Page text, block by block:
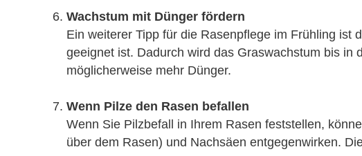
Wachstum mit Dünger fördern
Ein weiterer Tipp für die Rasenpflege im Frühling ist
geeignet ist. Dadurch wird das Graswachstum bis in
möglicherweise mehr Dünger.
Wenn Pilze den Rasen befallen
Wenn Sie Pilzbefall in Ihrem Rasen feststellen,
über dem Rasen) und Nachsäen entgegenwirken.